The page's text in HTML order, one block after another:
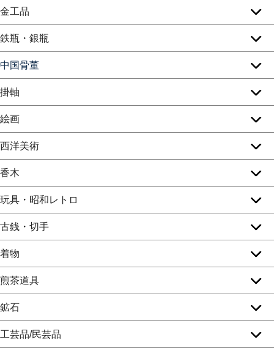
金工品
鉄瓶・銀瓶
中国骨董
掛軸
絵画
西洋美術
香木
玩具・昭和レトロ
古銭・切手
着物
煎茶道具
鉱石
工芸品/民芸品